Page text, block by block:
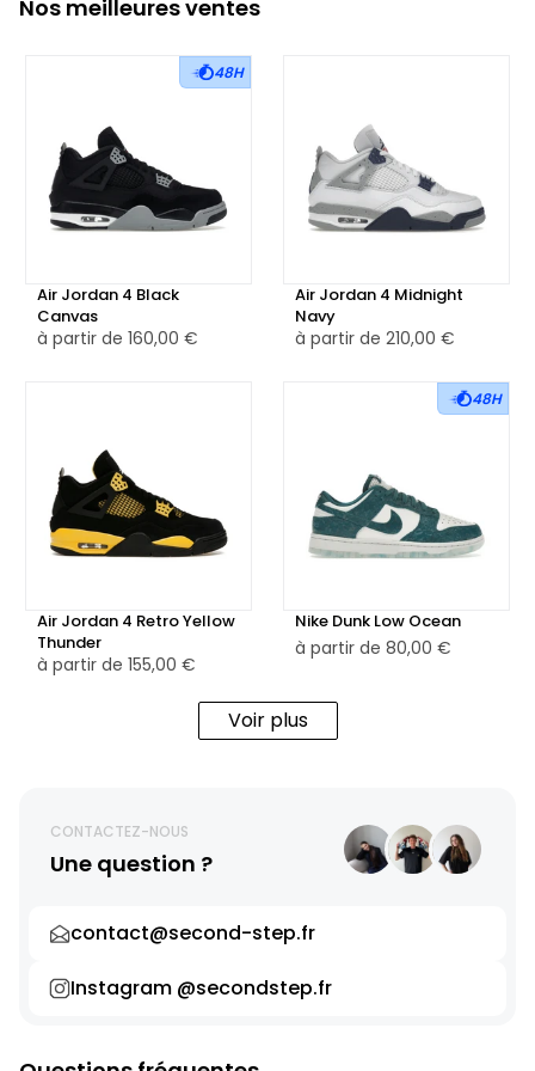
Nos meilleures ventes
48H
Air Jordan 4 Black
Canvas
à partir de 160,00 €
Air Jordan 4 Midnight
Navy
à partir de 210,00 €
Air Jordan 4 Retro Yellow
Thunder
à partir de 155,00 €
48H
Nike Dunk Low Ocean
à partir de 80,00 €
Voir plus
CONTACTEZ-NOUS
Une question ?
contact@second-step.fr
Instagram @secondstep.fr